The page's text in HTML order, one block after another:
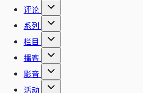
评论
系列
栏目
播客
影音
活动